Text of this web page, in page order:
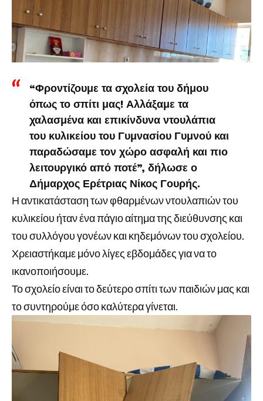
“Φροντίζουμε τα σχολεία του δήμου
όπως το σπίτι μας! Αλλάξαμε τα
χαλασμένα και επικίνδυνα ντουλάπια
του κυλικείου του Γυμνασίου Γυμνού και
παραδώσαμε τον χώρο ασφαλή και πιο
λειτουργικό από ποτέ”, δήλωσε ο
Δήμαρχος Ερέτριας Νίκος Γουρής.
Η αντικατάσταση των φθαρμένων ντουλαπιών του
κυλικείου ήταν ένα πάγιο αίτημα της διεύθυνσης και
του συλλόγου γονέων και κηδεμόνων του σχολείου.
Χρειαστήκαμε μόνο λίγες εβδομάδες για να το
ικανοποιήσουμε.
Το σχολείο είναι το δεύτερο σπίτι των παιδιών μας και
το συντηρούμε όσο καλύτερα γίνεται.